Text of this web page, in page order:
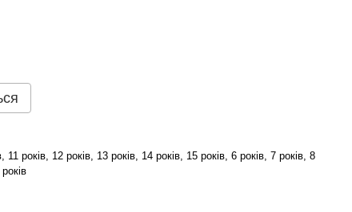
11 років, 12 років, 13 років, 14 років, 15 років, 6 років, 7 років, 8